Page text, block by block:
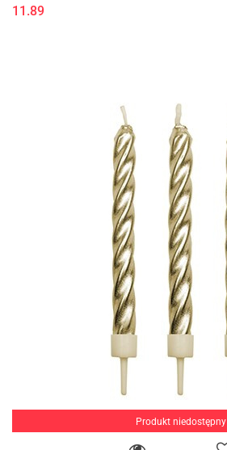
11.89
Produkt niedostępny